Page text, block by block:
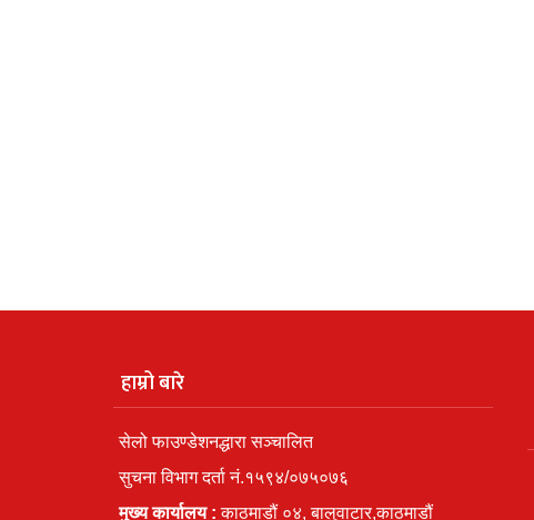
हाम्रो बारे
सेलो फाउण्डेशनद्धारा सञ्चालित
सुचना विभाग दर्ता नं.१५९४/०७५०७६
मुख्य कार्यालय : काठमाडौं ०४, बालुवाटार,काठमाडौं